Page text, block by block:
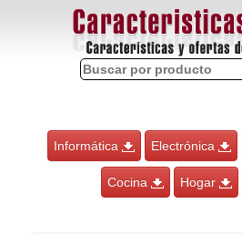
Informática Electrónica
Cocina Hogar